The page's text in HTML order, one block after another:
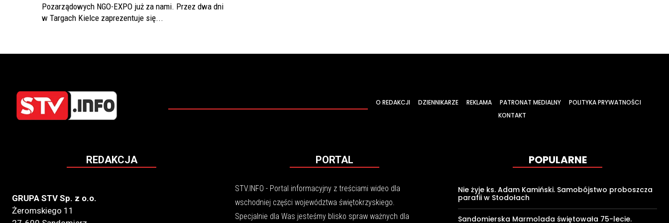
Pozarządowych NGO-EXPO już za nami. Przez dwa dni
w Targach Kielce zaprezentuje się...
O REDAKCJI DZIENNIKARZE REKLAMA PATRONAT MEDIALNY
POLITYKA PRYWATNOŚCI
KONTAKT
REDAKCJA
GRUPA STV Sp. z o.o.
Żeromskiego 11
PORTAL
STV.INFO - Portal informacyjny z treściami wideo dla
wschodniej części województwa świętokrzyskiego.
Specjalnie dla Was jesteśmy blisko spraw ważnych dla
POPULARNE
Nie żyje ks. Adam Kamiński. Samobójstwo proboszcza
parafii w Stodołach
Sandomierska Marmolada świętowała 75-lecie.